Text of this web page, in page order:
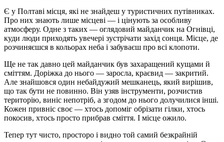
Є у Полтаві місця, які не знайдеш у туристичних путівниках.
Про них знають лише місцеві — і цінують за особливу
атмосферу. Одне з таких — оглядовий майданчик на Огнівці,
куди люди приходять увечері зустрічати захід сонця. Місце, де
розчиняєшся в кольорах неба і забуваєш про всі клопоти.
Ще не так давно цей майданчик був захаращений кущами й
сміттям. Доріжка до нього — заросла, краєвид — закритий.
Але знайшовся один небайдужий мешканець, який вирішив,
що так бути не повинно. Він узяв інструменти, розчистив
територію, виніс непотріб, а згодом до нього долучилися інші.
Кожен привніс своє — хтось допоміг обрізати гілки, хтось
покосив, хтось просто прибрав сміття. І місце ожило.
Тепер тут чисто, просторо і видно той самий безкрайній